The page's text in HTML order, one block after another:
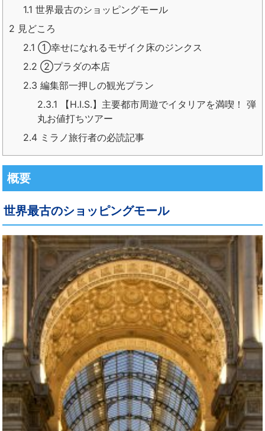
1.1 世界最古のショッピングモール
2 見どころ
2.1 ①幸せになれるモザイク床のジンクス
2.2 ②プラダの本店
2.3 編集部一押しの観光プラン
2.3.1 【H.I.S.】主要都市周遊でイタリアを満喫！ 弾
丸お値打ちツアー
2.4 ミラノ旅行者の必読記事
概要
世界最古のショッピングモール